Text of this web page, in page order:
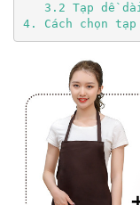
3.2 Tạp dề
4. Cách chọn tạp